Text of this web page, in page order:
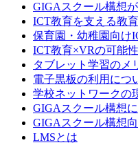
GIGAスクール構想
ICT教育を支える教
保育園・幼稚園向け
ICT教育×VRの可能性
タブレット学習のメ
電子黒板の利用につ
学校ネットワークの
GIGAスクール構想
GIGAスクール構想
LMSとは